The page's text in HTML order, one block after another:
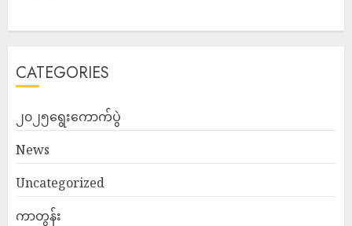
CATEGORIES
၂၀၂၅ရွေးကောက်ပွဲ
News
Uncategorized
ကာတွန်း